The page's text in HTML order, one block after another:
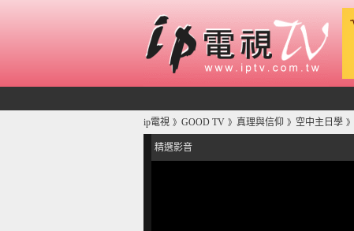
ip電視 》 GOOD TV 》 真理與信仰 》 空中主日學 》
精選影音